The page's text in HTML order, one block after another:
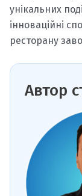
унікальних
інноваційні
ресторану
Автор